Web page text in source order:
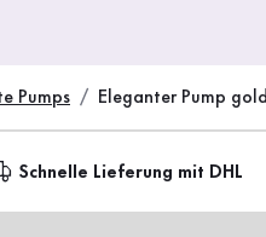
Pumps Eleganter Pump gold
Schnelle Lieferung mit DHL